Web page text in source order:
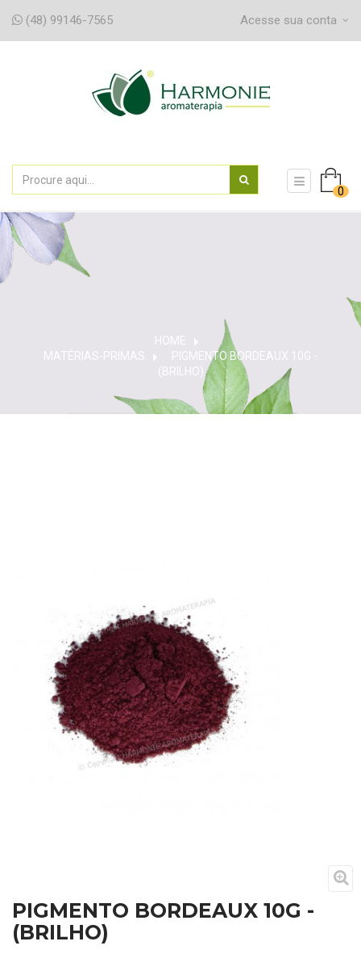
(48) 99146-7565 Acesse sua conta
0
de
HOME
MATÉRIAS-PRIMAS
>
PIGMENTO BORDEAUX 10G -
(BRILHO)
PIGMENTO BORDEAUX 10G -
(BRILHO)